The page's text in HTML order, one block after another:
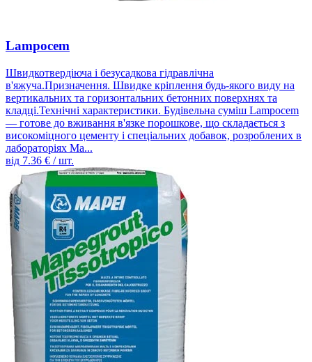
Lampocem
Швидкотвердіюча і безусадкова гідравлічна
в'яжуча.Призначення. Швидке кріплення будь-якого виду на
вертикальних та горизонтальних бетонних поверхнях та
кладці.Технічні характеристики. Будівельна суміш Lampocem
— готове до вживання в'язке порошкове, що складається з
високоміцного цементу і спеціальних добавок, розроблених в
лабораторіях Ma...
від 7.36 € / шт.